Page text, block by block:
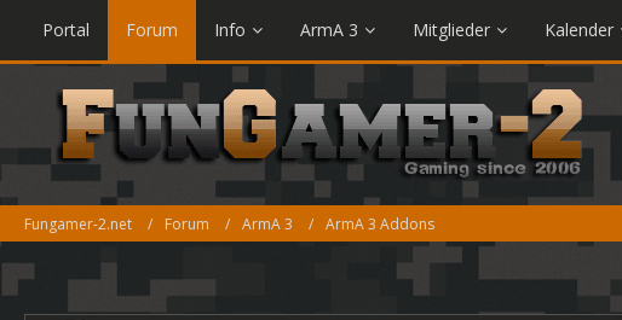
Portal Forum Info ArmA 3 Mitglieder Kalender
Fungamer-2.net Forum ArmA 3 ArmA 3 Addons